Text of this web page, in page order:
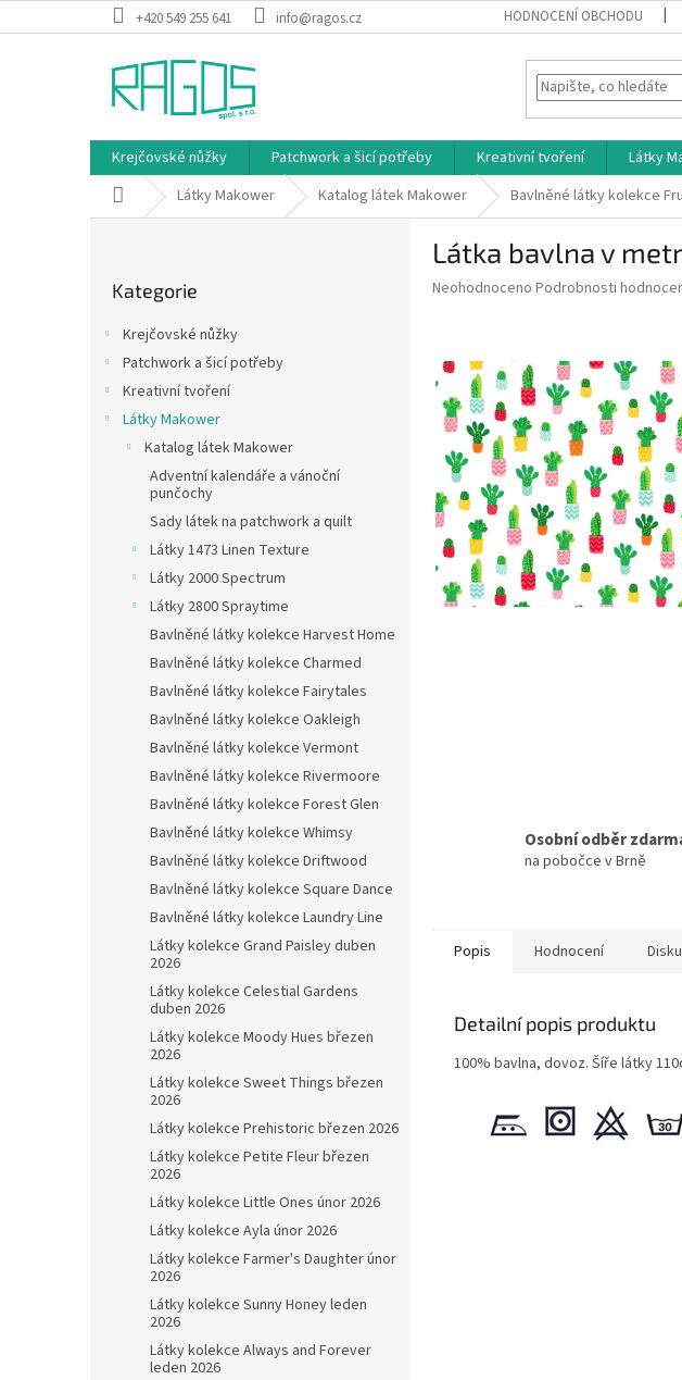
na
+420 549 255 641 info@ragos.cz HODNOCENÍ OBCHODU
Krejčovské nůžky Patchwork a šicí potřeby Kreativní tvoření Látky
Domů Látky Makower Katalog látek Makower Bavlněné látky kolekce
kategorie
Kategorie
Krejčovské nůžky
Patchwork a šicí potřeby
Kreativní tvoření
Látky Makower
Katalog látek Makower
Adventní kalendáře a vánoční
punčochy
Sady látek na patchwork a quilt
Látky 1473 Linen Texture
Látky 2000 Spectrum
Látky 2800 Spraytime
Bavlněné látky kolekce Harvest Home
Bavlněné látky kolekce Charmed
Bavlněné látky kolekce Fairytales
Bavlněné látky kolekce Oakleigh
Bavlněné látky kolekce Vermont
Bavlněné látky kolekce Rivermoore
Bavlněné látky kolekce Forest Glen
Bavlněné látky kolekce Whimsy
Bavlněné látky kolekce Driftwood
Bavlněné látky kolekce Square Dance
Bavlněné látky kolekce Laundry Line
Látky kolekce Grand Paisley duben
2026
Látky kolekce Celestial Gardens
duben 2026
Látky kolekce Moody Hues březen
2026
Látky kolekce Sweet Things březen
2026
Látky kolekce Prehistoric březen 2026
Látky kolekce Petite Fleur březen
2026
Látky kolekce Little Ones únor 2026
Látky kolekce Ayla únor 2026
Látky kolekce Farmer's Daughter únor
2026
Látky kolekce Sunny Honey leden
2026
Látky kolekce Always and Forever
leden 2026
Látka bavlna v
Průměrné
0,0
z
hvězdiček.
Neohodnoceno Podrobnosti
Osobní odběr
na pobočce v Brně
Popis Hodnocení
Detailní popis produktu
100% bavlna, dovoz. Šíře látky